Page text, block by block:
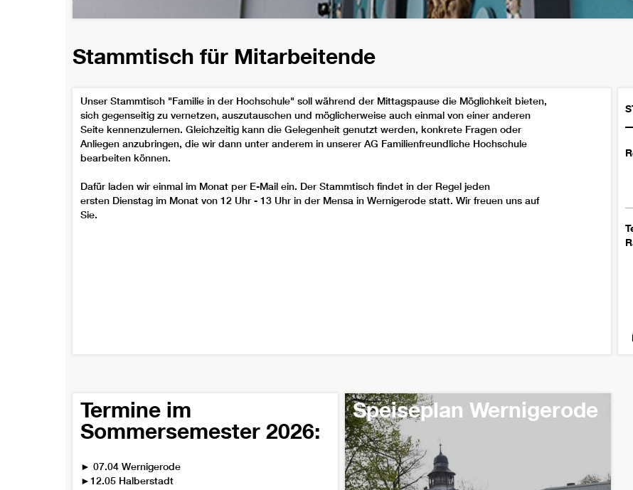
Stammtisch für Mitarbeitende
Unser Stammtisch "Familie in der Hochschule" soll während der Mittagspause die Möglichkeit bieten,
sich gegenseitig zu vernetzen, auszutauschen und möglicherweise auch einmal von einer anderen
Seite kennenzulernen. Gleichzeitig kann die Gelegenheit genutzt werden, konkrete Fragen oder
Anliegen anzubringen, die wir dann unter anderem in unserer AG Familienfreundliche Hochschule
bearbeiten können.
Dafür laden wir einmal im Monat per E-Mail ein. Der Stammtisch findet in der Regel jeden
ersten Dienstag im Monat von 12 Uhr - 13 Uhr in der Mensa in Wernigerode statt. Wir freuen uns auf
Sie.
Termine im
Sommersemester 2026:
► 07.04 Wernigerode
►12.05 Halberstadt
Speiseplan Wernigerode